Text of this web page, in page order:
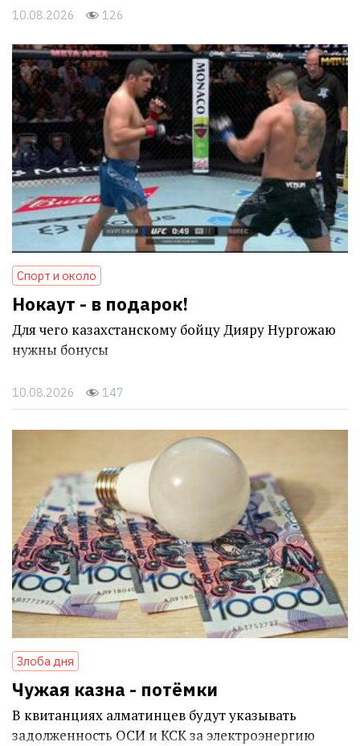
10.08.2026 126
Спорт и около
Нокаут - в подарок!
Для чего казахстанскому бойцу Дияру Нургожаю
нужны бонусы
10.08.2026 147
Злоба дня
Чужая казна - потёмки
В квитанциях алматинцев будут указывать
задолженность ОСИ и КСК за электроэнергию